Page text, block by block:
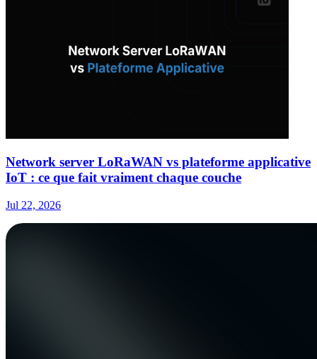
Network server LoRaWAN vs plateforme applicative
IoT : ce que fait vraiment chaque couche
Jul 22, 2026